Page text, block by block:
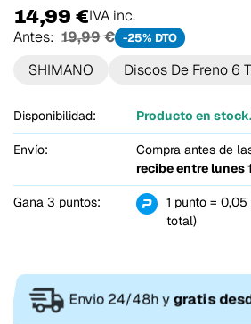
14,99 €IVA inc.
Antes: 19,99 € -25% DTO
SHIMANO Discos De Freno 6
Disponibilidad: Producto en
Envío:
Compra antes de
recibe entre lunes
Gana 3 puntos:
1 punto =
total)
Envio 24/48h ygratis